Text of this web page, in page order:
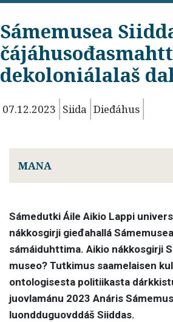
Sámemusea
dekoloniálalaš
07.12.2023 Siida Dieđáhus
MANA
Sámedutki Áile Aikio Lappi
nákkosgirji gieđahallá
sámáiduhttima. Aikio nákkosgirji
museo? Tutkimus saamelaisen
ontologisesta politiikasta
juovlamánu 2023 Anáris
luondduguovddáš Siiddas.